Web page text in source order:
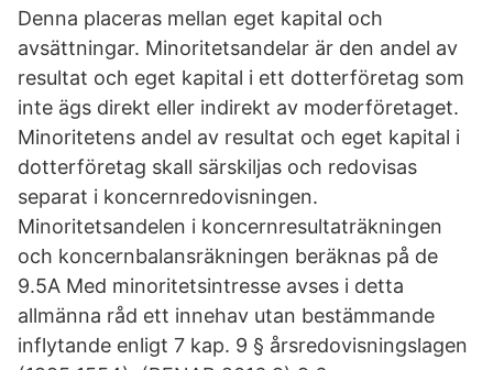
Denna placeras mellan eget kapital och
avsättningar. Minoritetsandelar är den andel av
resultat och eget kapital i ett dotterföretag som
inte ägs direkt eller indirekt av moderföretaget.
Minoritetens andel av resultat och eget kapital i
dotterföretag skall särskiljas och redovisas
separat i koncernredovisningen.
Minoritetsandelen i koncernresultaträkningen
och koncernbalansräkningen beräknas på de
9.5A Med minoritetsintresse avses i detta
allmänna råd ett innehav utan bestämmande
inflytande enligt 7 kap. 9 § årsredovisningslagen